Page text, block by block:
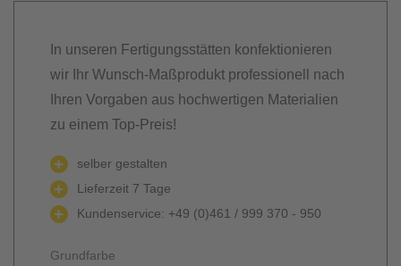
In unseren Fertigungsstätten konfektionieren
wir Ihr Wunsch-Maßprodukt professionell nach
Ihren Vorgaben aus hochwertigen Materialien
zu einem Top-Preis!
selber gestalten
Lieferzeit 7 Tage
Kundenservice: +49 (0)461 / 999 370 - 950
Grundfarbe